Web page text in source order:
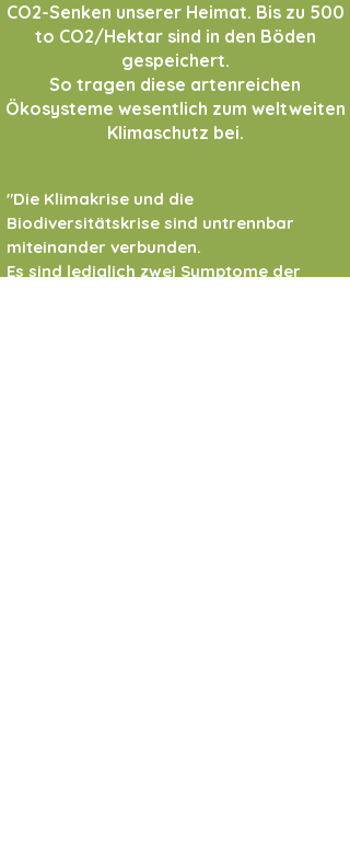
CO2-Senken unserer Heimat. Bis zu 500
to CO2/Hektar sind in den Böden
gespeichert.
So tragen diese artenreichen
Ökosysteme wesentlich zum weltweiten
Klimaschutz bei.
"Die Klimakrise und die
Biodiversitätskrise sind untrennbar
miteinander verbunden.
Es sind lediglich zwei Symptome der